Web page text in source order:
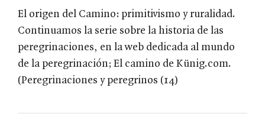
El origen del Camino: primitivismo y ruralidad.
Continuamos la serie sobre la historia de las
peregrinaciones, en la web dedicada al mundo
de la peregrinación; El camino de Künig.com.
(Peregrinaciones y peregrinos (14)